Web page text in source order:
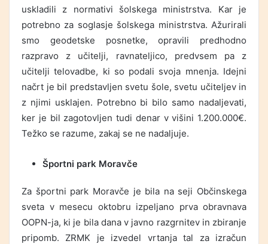
uskladili z normativi šolskega ministrstva. Kar je
potrebno za soglasje šolskega ministrstva. Ažurirali
smo geodetske posnetke, opravili predhodno
razpravo z učitelji, ravnateljico, predvsem pa z
učitelji telovadbe, ki so podali svoja mnenja. Idejni
načrt je bil predstavljen svetu šole, svetu učiteljev in
z njimi usklajen. Potrebno bi bilo samo nadaljevati,
ker je bil zagotovljen tudi denar v višini 1.200.000€.
Težko se razume, zakaj se ne nadaljuje.
Športni park Moravče
Za športni park Moravče je bila na seji Občinskega
sveta v mesecu oktobru izpeljano prva obravnava
OOPN-ja, ki je bila dana v javno razgrnitev in zbiranje
pripomb. ZRMK je izvedel vrtanja tal za izračun